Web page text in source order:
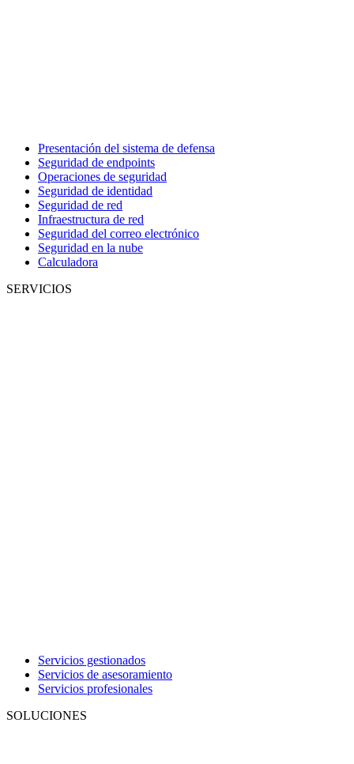
Presentación del sistema de defensa
Seguridad de endpoints
Operaciones de seguridad
Seguridad de identidad
Seguridad de red
Infraestructura de red
Seguridad del correo electrónico
Seguridad en la nube
Calculadora
SERVICIOS
Servicios gestionados
Servicios de asesoramiento
Servicios profesionales
SOLUCIONES